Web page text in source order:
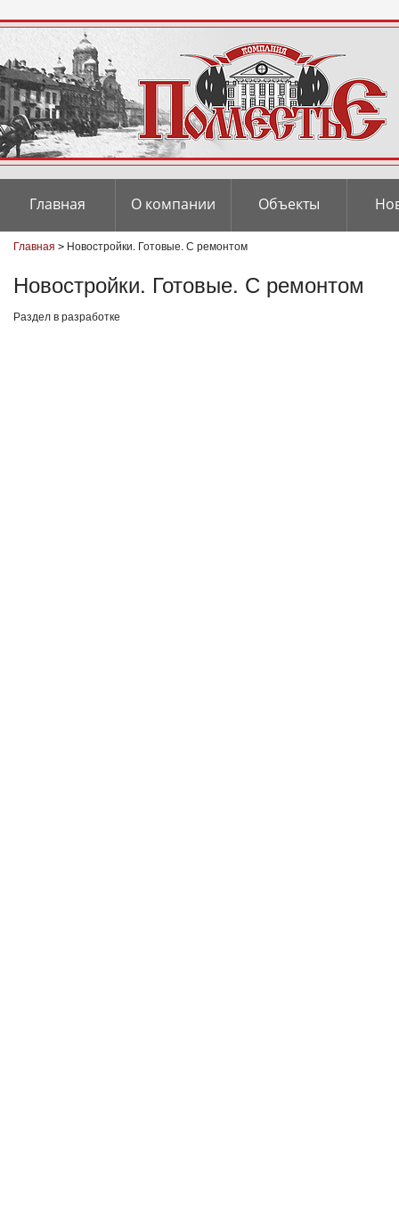
Главная О компании Объекты
Главная > Новостройки. Готовые. С ремонтом
Новостройки. Готовые. С ремонтом
Раздел в разработке